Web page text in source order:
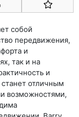
собой
передвижения,
и
так и на
и
отличным
возможностями,